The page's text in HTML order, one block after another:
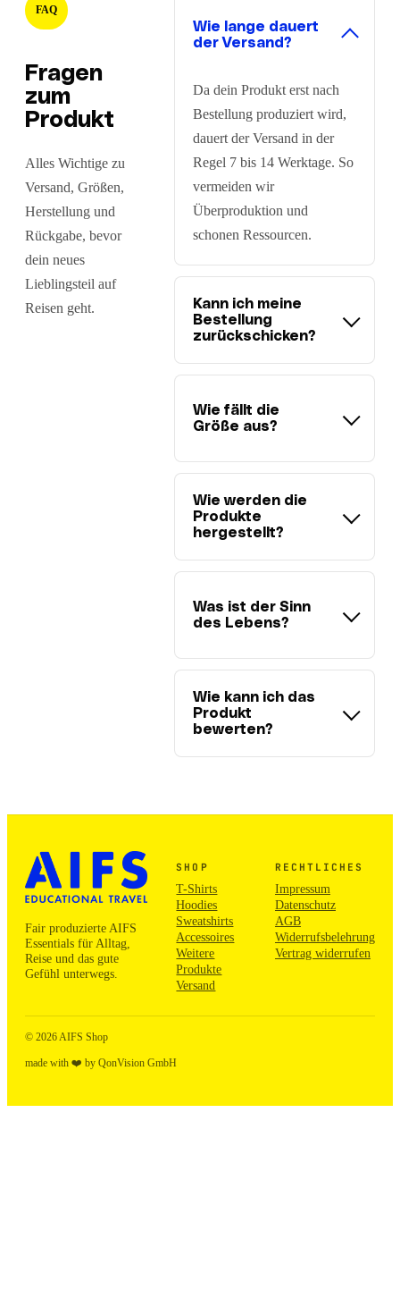
FAQ
Fragen
zum
Produkt
Alles Wichtige zu
Versand, Größen,
Herstellung und
Rückgabe, bevor
dein neues
Lieblingsteil auf
Reisen geht.
Wie lange dauert
der Versand?
Da dein Produkt erst nach
Bestellung produziert wird,
dauert der Versand in der
Regel 7 bis 14 Werktage. So
vermeiden wir
Überproduktion und
schonen Ressourcen.
Kann ich meine
Bestellung
zurückschicken?
Wie fällt die
Größe aus?
Wie werden die
Produkte
hergestellt?
Was ist der Sinn
des Lebens?
Wie kann ich das
Produkt
bewerten?
Fair produzierte AIFS
Essentials für Alltag,
Reise und das gute
Gefühl unterwegs.
SHOP
T-Shirts
Hoodies
Sweatshirts
Accessoires
Weitere
Produkte
Versand
RECHTLICHES
Impressum
Datenschutz
AGB
Widerrufsbelehrung
Vertrag widerrufen
© 2026 AIFS Shop
made with ❤️ by QonVision GmbH